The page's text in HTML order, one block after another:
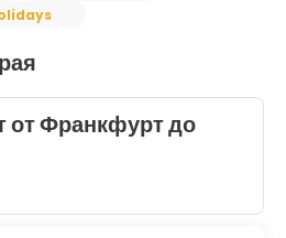
от Франкфурт до